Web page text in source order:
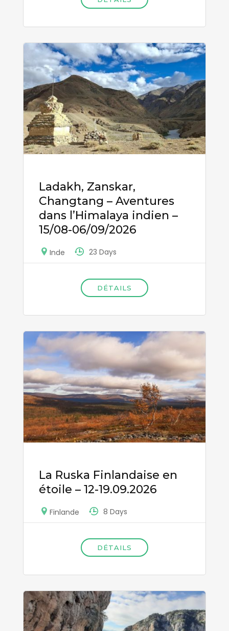
Ladakh, Zanskar,
Changtang – Aventures
dans l’Himalaya indien –
15/08-06/09/2026
Inde 23 Days
DÉTAILS
La Ruska Finlandaise en
étoile – 12-19.09.2026
Finlande 8 Days
DÉTAILS